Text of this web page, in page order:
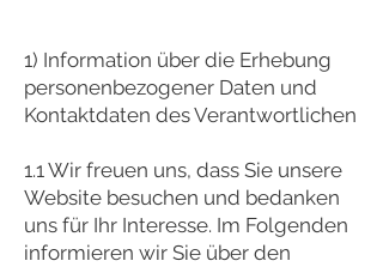
1) Information über die Erhebung
personenbezogener Daten und
Kontaktdaten des Verantwortlichen
1.1 Wir freuen uns, dass Sie unsere
Website besuchen und bedanken
uns für Ihr Interesse. Im Folgenden
informieren wir Sie über den